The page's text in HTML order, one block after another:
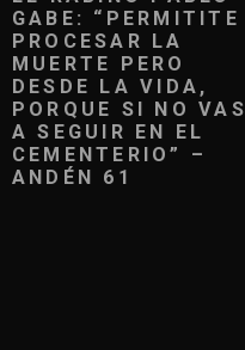
de
entradas
GABE: “PERMITITE
PROCESAR LA
MUERTE PERO
DESDE LA VIDA,
PORQUE SI NO VAS
A SEGUIR EN EL
CEMENTERIO” –
ANDÉN 61